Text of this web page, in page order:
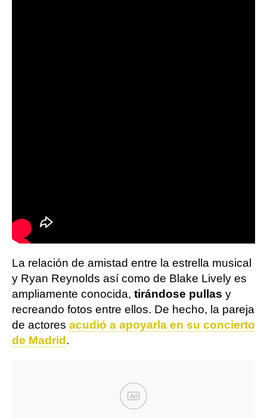
La relación de amistad entre la estrella musical
y Ryan Reynolds así como de Blake Lively es
ampliamente conocida, tirándose pullas y
recreando fotos entre ellos. De hecho, la pareja
de actores acudió a apoyarla en su concierto
de Madrid .
Ad